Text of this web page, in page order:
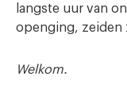
langste uur van
openging, zeiden
Welkom.